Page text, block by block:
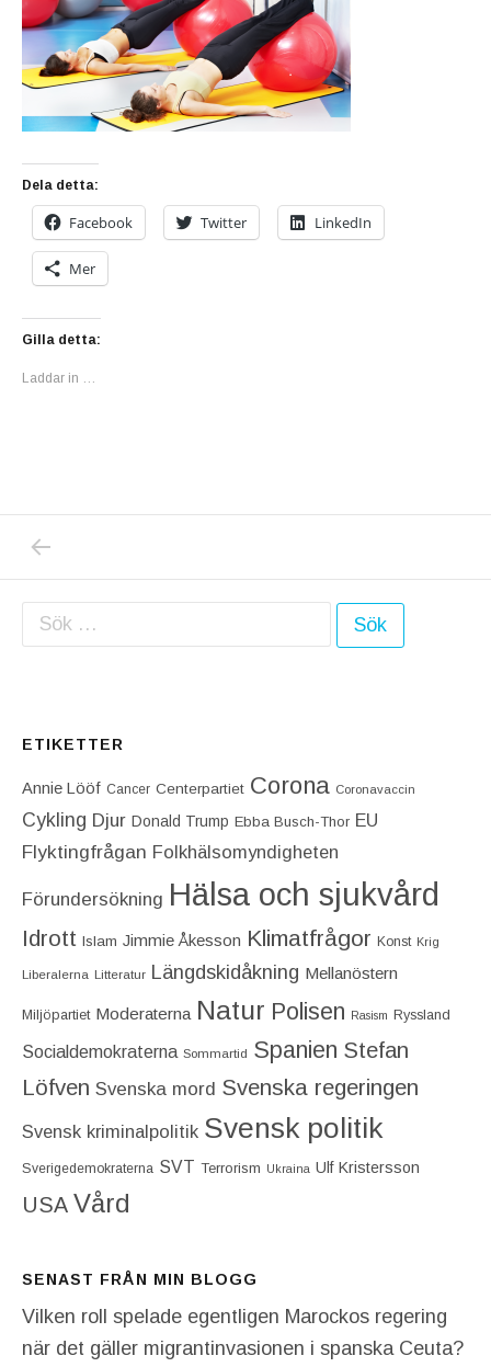
Dela detta:
Facebook Twitter LinkedIn
Mer
Gilla detta:
Laddar in …
Inläggsnavigering
Sök efter:
ETIKETTER
Annie Lööf Cancer Centerpartiet‎ Corona Coronavaccin
Cykling Djur Donald Trump Ebba Busch-Thor EU
Flyktingfrågan Folkhälsomyndigheten
Förundersökning Hälsa och sjukvård
Idrott Islam Jimmie Åkesson Klimatfrågor Konst Krig
Liberalerna Litteratur Längdskidåkning Mellanöstern
Miljöpartiet Moderaterna Natur Polisen Rasism Ryssland
Socialdemokraterna Sommartid Spanien Stefan
Löfven Svenska mord Svenska regeringen
Svensk kriminalpolitik Svensk politik
Sverigedemokraterna SVT Terrorism Ukraina Ulf Kristersson
USA Vård
SENAST FRÅN MIN BLOGG
Vilken roll spelade egentligen Marockos regering
när det gäller migrantinvasionen i spanska Ceuta?